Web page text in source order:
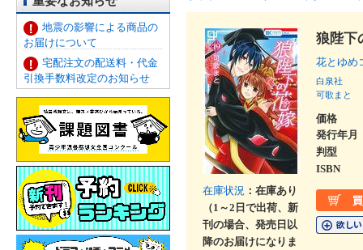
地震の影響による商品の
お届けについて
宅配注文の配送料・代金
引換手数料改定のお知らせ
在庫状況 ：在庫あり
（1～2日で出荷、新
刊の場合、発売日以
降のお届けになりま
狼陛
花とゆ
白泉社
可歌まと
価格
発行年月
判型
ISBN